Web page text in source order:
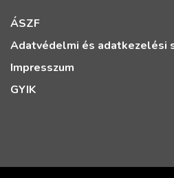
ÁSZF
Adatvédelmi és adatkezelési
Impresszum
GYIK